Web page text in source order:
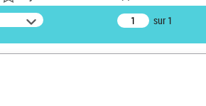
sur 1